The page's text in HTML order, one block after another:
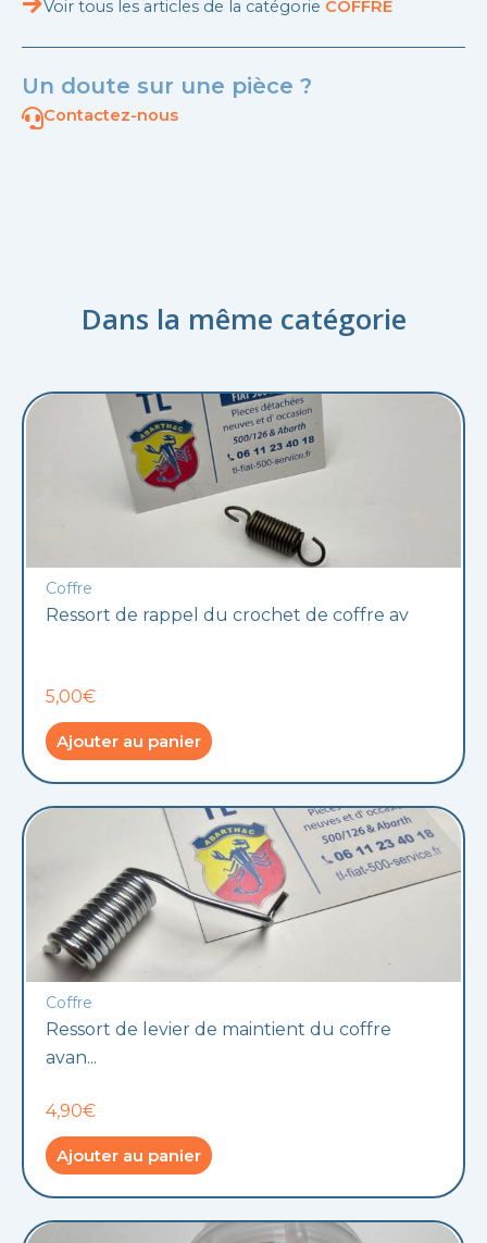
Voir tous les articles de la catégorie COFFRE
Un doute sur une pièce ?
Contactez-nous
Dans la même catégorie
Coffre
Ressort de rappel du crochet de coffre av
5,00€
Ajouter au panier
Coffre
Ressort de levier de maintient du coffre
avan...
4,90€
Ajouter au panier